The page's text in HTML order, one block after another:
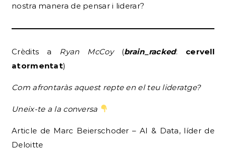
nostra manera de pensar i liderar?
Crèdits a Ryan McCoy(brain_racked: cervell
atormentat)
Com afrontaràs aquest repte en el teu lideratge?
Uneix-te a la conversa
Article de Marc Beierschoder – AI & Data, líder de
Deloitte